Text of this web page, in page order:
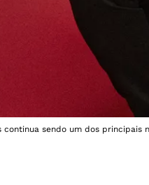
continua sendo um dos principais